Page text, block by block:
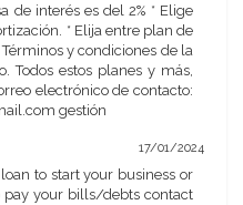
de interés es del 2% * Elige
* Elija entre plan de
y condiciones de la
Todos estos planes y más,
electrónico de contacto:
gestión
17/01/2024
to start your business or
pay your bills/debts contact